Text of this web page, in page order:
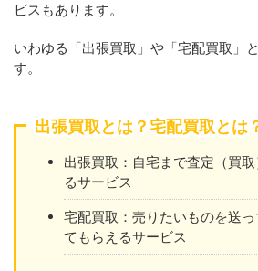
ビスもあります。
いわゆる「出張買取」や「宅配買取」
す。
出張買取とは？宅配買取とは
出張買取：自宅まで査定（買取
るサービス
宅配買取：売りたいものを送
てもらえるサービス